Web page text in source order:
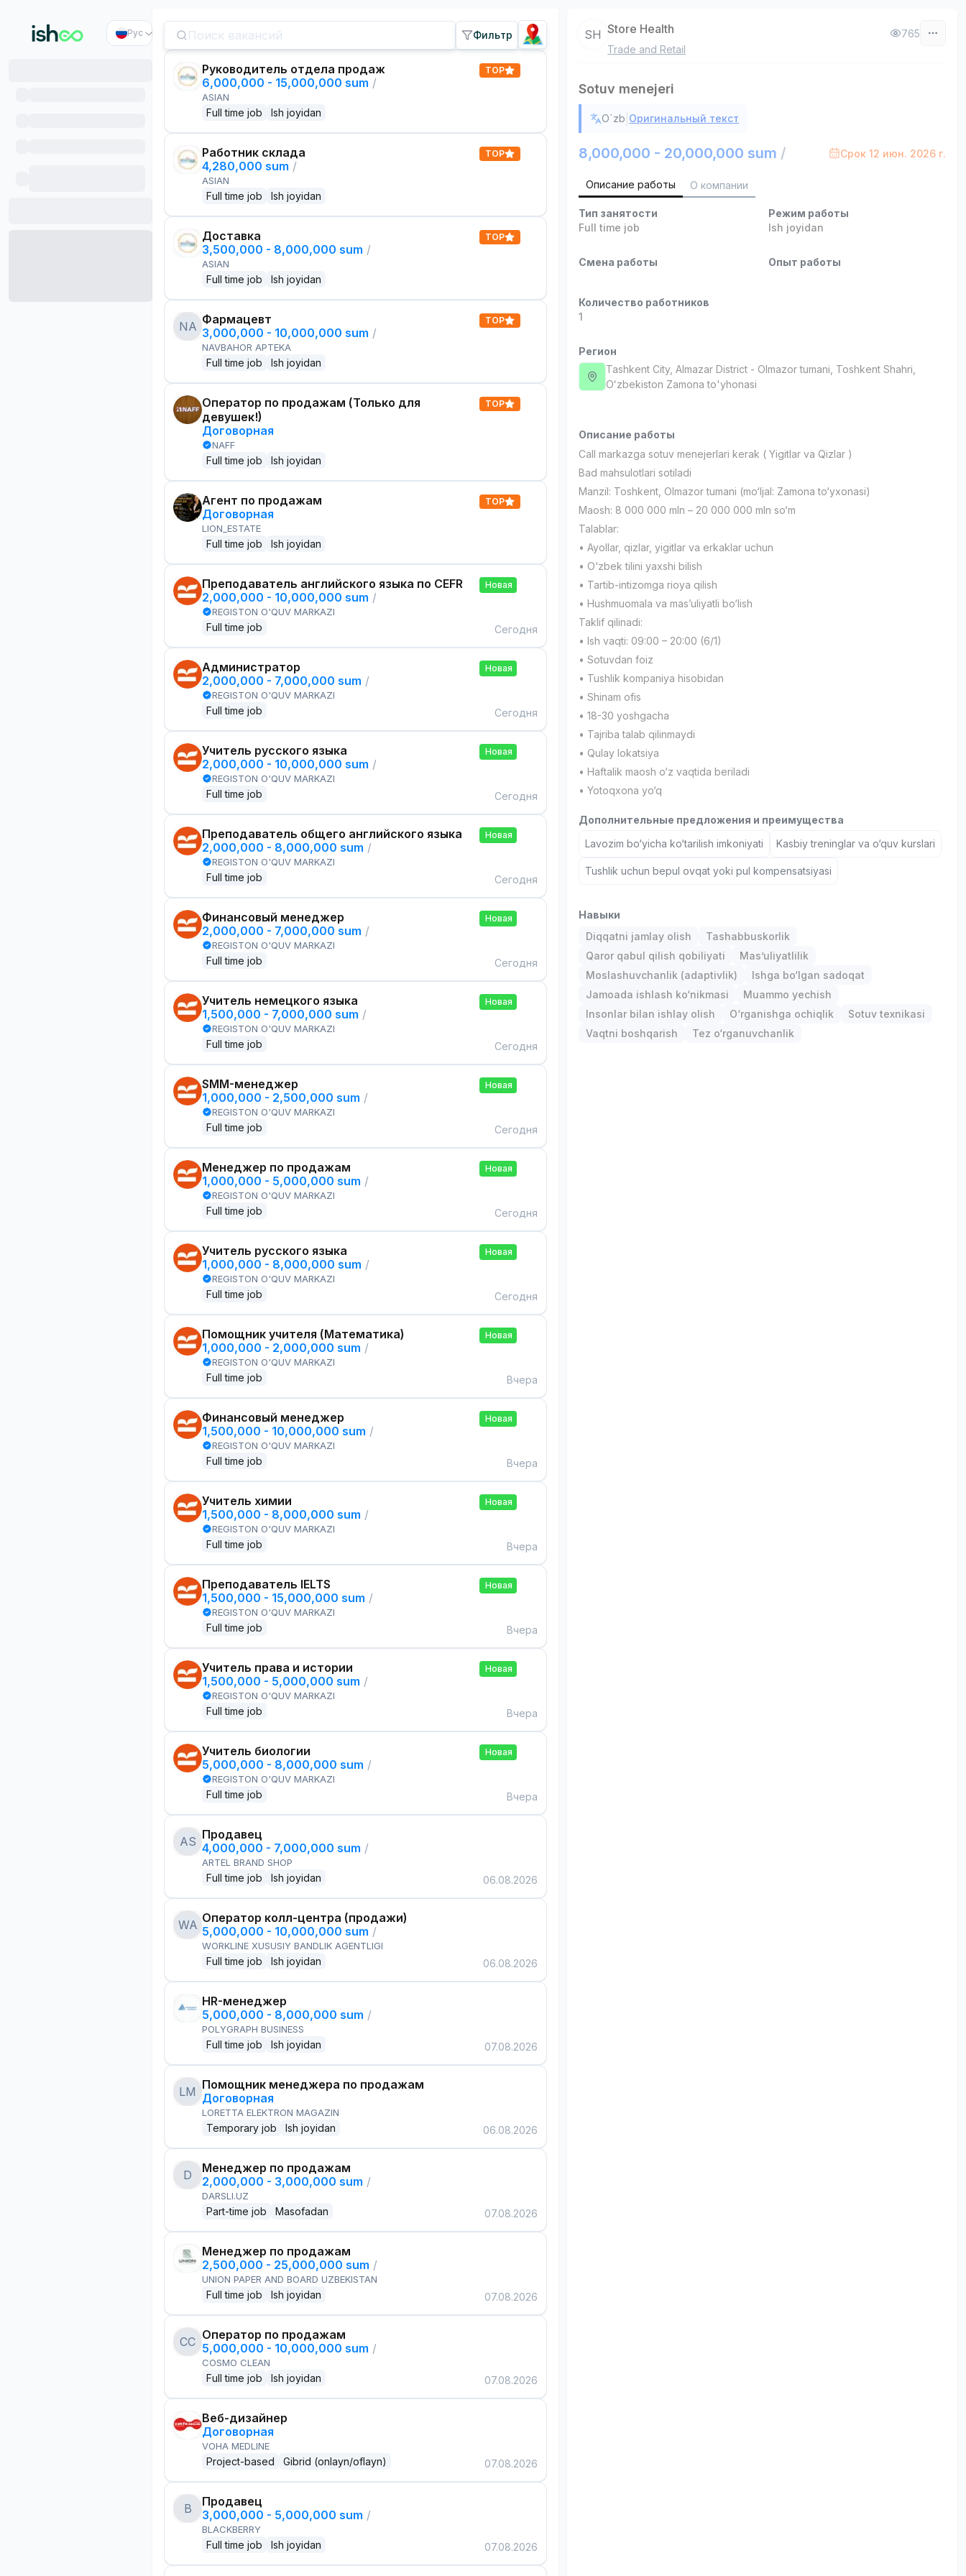
Рус Фильтр
Руководитель отдела продаж
6,000,000 - 15,000,000 sum /
ASIAN
Full time job Ish joyidan
TOP
Работник склада
4,280,000 sum /
ASIAN
Full time job Ish joyidan
TOP
Доставка
3,500,000 - 8,000,000 sum /
ASIAN
Full time job Ish joyidan
TOP
NA Фармацевт
3,000,000 - 10,000,000 sum /
NAVBAHOR APTEKA
Full time job Ish joyidan
TOP
Оператор по продажам (Только для
девушек!)
Договорная
NAFF
Full time job Ish joyidan
TOP
Агент по продажам
Договорная
LION_ESTATE
Full time job Ish joyidan
TOP
Преподаватель английского языка по CEFR
2,000,000 - 10,000,000 sum /
REGISTON O'QUV MARKAZI
Full time job
Новая
Сегодня
Администратор
2,000,000 - 7,000,000 sum /
REGISTON O'QUV MARKAZI
Full time job
Новая
Сегодня
Учитель русского языка
2,000,000 - 10,000,000 sum /
REGISTON O'QUV MARKAZI
Full time job
Новая
Сегодня
Преподаватель общего английского языка
2,000,000 - 8,000,000 sum /
REGISTON O'QUV MARKAZI
Full time job
Новая
Сегодня
Финансовый менеджер
2,000,000 - 7,000,000 sum /
REGISTON O'QUV MARKAZI
Full time job
Новая
Сегодня
Учитель немецкого языка
1,500,000 - 7,000,000 sum /
REGISTON O'QUV MARKAZI
Full time job
Новая
Сегодня
SMM-менеджер
1,000,000 - 2,500,000 sum /
REGISTON O'QUV MARKAZI
Full time job
Новая
Сегодня
Менеджер по продажам
1,000,000 - 5,000,000 sum /
REGISTON O'QUV MARKAZI
Full time job
Новая
Сегодня
Учитель русского языка
1,000,000 - 8,000,000 sum /
REGISTON O'QUV MARKAZI
Full time job
Новая
Сегодня
Помощник учителя (Математика)
1,000,000 - 2,000,000 sum /
REGISTON O'QUV MARKAZI
Full time job
Новая
Вчера
Финансовый менеджер
1,500,000 - 10,000,000 sum /
REGISTON O'QUV MARKAZI
Full time job
Новая
Вчера
Учитель химии
1,500,000 - 8,000,000 sum /
REGISTON O'QUV MARKAZI
Full time job
Новая
Вчера
Преподаватель IELTS
1,500,000 - 15,000,000 sum /
REGISTON O'QUV MARKAZI
Full time job
Новая
Вчера
Учитель права и истории
1,500,000 - 5,000,000 sum /
REGISTON O'QUV MARKAZI
Full time job
Новая
Вчера
Учитель биологии
5,000,000 - 8,000,000 sum /
REGISTON O'QUV MARKAZI
Full time job
Новая
Вчера
AS Продавец
4,000,000 - 7,000,000 sum /
ARTEL BRAND SHOP
Full time job Ish joyidan 06.08.2026
WA Оператор колл-центра (продажи)
5,000,000 - 10,000,000 sum /
WORKLINE XUSUSIY BANDLIK AGENTLIGI
Full time job Ish joyidan 06.08.2026
HR-менеджер
5,000,000 - 8,000,000 sum /
POLYGRAPH BUSINESS
Full time job Ish joyidan 07.08.2026
LM Помощник менеджера по продажам
Договорная
LORETTA ELEKTRON MAGAZIN
Temporary job Ish joyidan 06.08.2026
D
Менеджер по продажам
2,000,000 - 3,000,000 sum /
DARSLI.UZ
Part-time job Masofadan 07.08.2026
Менеджер по продажам
2,500,000 - 25,000,000 sum /
UNION PAPER AND BOARD UZBEKISTAN
Full time job Ish joyidan 07.08.2026
CC Оператор по продажам
5,000,000 - 10,000,000 sum /
COSMO CLEAN
Full time job Ish joyidan 07.08.2026
Веб-дизайнер
Договорная
VOHA MEDLINE
Project-based Gibrid (onlayn/oflayn) 07.08.2026
B
Продавец
3,000,000 - 5,000,000 sum /
BLACKBERRY
Full time job Ish joyidan 07.08.2026
SH Store Health
Trade and Retail
765
Sotuv menejeri
O`zb Оригинальный текст
8,000,000 - 20,000,000 sum / Срок 12 июн. 2026 г.
Описание работы О компании
Тип занятости
Full time job
Режим работы
Ish joyidan
Смена работы Опыт работы
Количество работников
1
Регион
Tashkent City, Almazar District - Olmazor tumani, Toshkent Shahri,
Oʻzbekiston Zamona to'yhonasi
Описание работы
Call markazga sotuv menejerlari kerak ( Yigitlar va Qizlar )
Bad mahsulotlari sotiladi
Manzil: Toshkent, Olmazor tumani (mo‘ljal: Zamona to‘yxonasi)
Maosh: 8 000 000 mln – 20 000 000 mln so‘m
Talablar:
• Ayollar, qizlar, yigitlar va erkaklar uchun
• O‘zbek tilini yaxshi bilish
• Tartib-intizomga rioya qilish
• Hushmuomala va mas’uliyatli bo‘lish
Taklif qilinadi:
• Ish vaqti: 09:00 – 20:00 (6/1)
• Sotuvdan foiz
• Tushlik kompaniya hisobidan
• Shinam ofis
• 18-30 yoshgacha
• Tajriba talab qilinmaydi
• Qulay lokatsiya
• Haftalik maosh o‘z vaqtida beriladi
• Yotoqxona yo‘q
Дополнительные предложения и преимущества
Lavozim bo‘yicha ko‘tarilish imkoniyati
Kasbiy treninglar va o‘quv kurslari
Tushlik uchun bepul ovqat yoki pul kompensatsiyasi
Навыки
Diqqatni jamlay olish
Tashabbuskorlik
Qaror qabul qilish qobiliyati
Mas’uliyatlilik
Moslashuvchanlik (adaptivlik)
Ishga bo‘lgan sadoqat
Jamoada ishlash ko‘nikmasi
Muammo yechish
Insonlar bilan ishlay olish
O‘rganishga ochiqlik
Sotuv texnikasi
Vaqtni boshqarish
Tez o‘rganuvchanlik